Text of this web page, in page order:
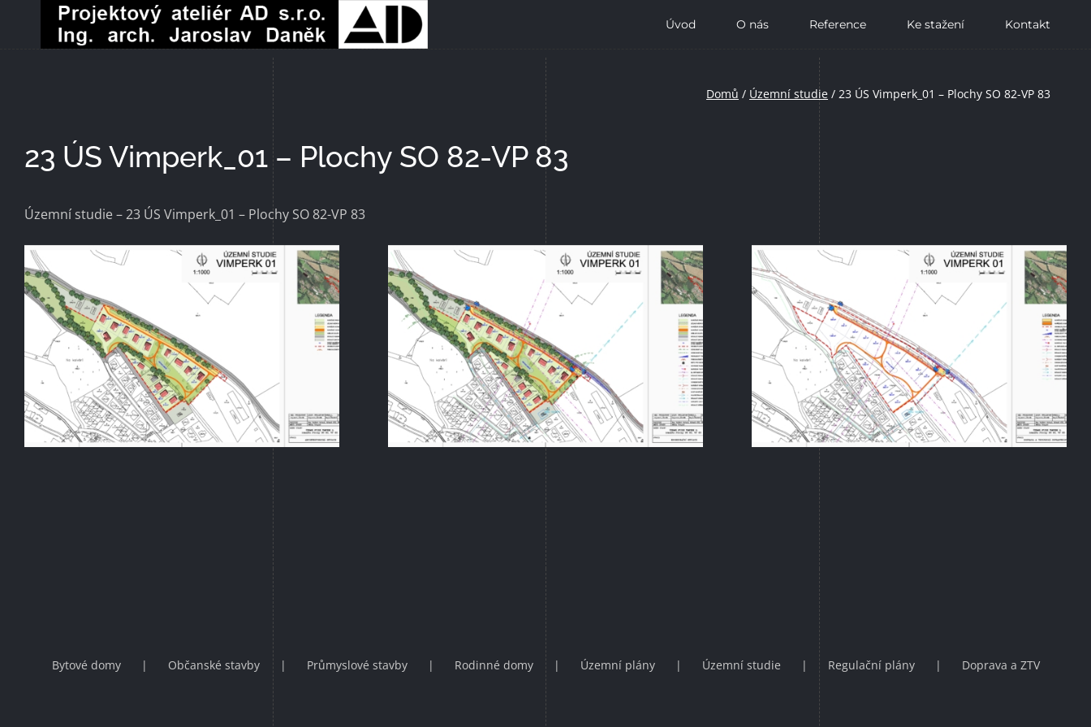
Úvod O nás Reference Ke stažení Kontakt
Domů / Územní studie /23 ÚS Vimperk_01 – Plochy SO 82-VP 83
23 ÚS Vimperk_01 – Plochy SO 82-VP 83
Územní studie – 23 ÚS Vimperk_01 – Plochy SO 82-VP 83
Bytové domy Občanské stavby Průmyslové stavby Rodinné domy Územní plány Územní studie Regulační plány Doprava a ZTV